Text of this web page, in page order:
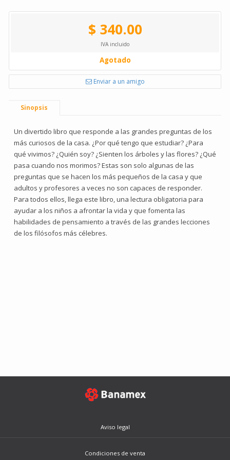
$ 340.00
IVA incluido
Agotado
Enviar a un amigo
Sinopsis
Un divertido libro que responde a las grandes preguntas de los
más curiosos de la casa. ¿Por qué tengo que estudiar? ¿Para
qué vivimos? ¿Quién soy? ¿Sienten los árboles y las flores? ¿Qué
pasa cuando nos morimos? Estas son solo algunas de las
preguntas que se hacen los más pequeños de la casa y que
adultos y profesores a veces no son capaces de responder.
Para todos ellos, llega este libro, una lectura obligatoria para
ayudar a los niños a afrontar la vida y que fomenta las
habilidades de pensamiento a través de las grandes lecciones
de los filósofos más célebres.
Aviso legal
Condiciones de venta